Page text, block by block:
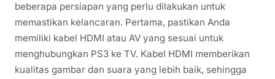
beberapa persiapan yang perlu dilakukan untuk
memastikan kelancaran. Pertama, pastikan Anda
memiliki kabel HDMI atau AV yang sesuai untuk
menghubungkan PS3 ke TV. Kabel HDMI memberikan
kualitas gambar dan suara yang lebih baik, sehingga